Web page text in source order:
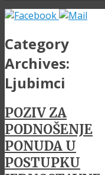
Category
Archives:
Ljubimci
POZIV ZA
PODNOŠENJE
PONUDA U
POSTUPKU